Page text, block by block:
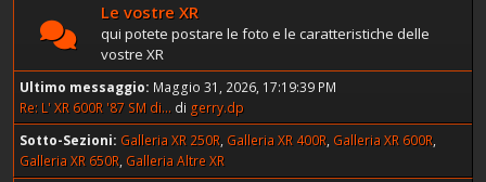
Le vostre XR
qui potete postare le foto e le caratteristiche delle
vostre XR
Ultimo messaggio: Maggio 31, 2026, 17:19:39 PM
Re: L' XR 600R '87 SM di... di gerry.dp
Sotto-Sezioni Galleria XR 250R Galleria XR 400R Galleria XR 600R
Galleria XR 650R Galleria Altre XR